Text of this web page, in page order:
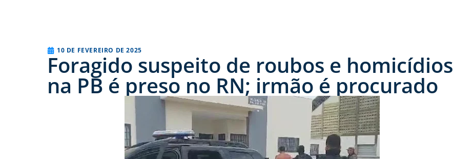
10 DE FEVEREIRO DE 2025
Foragido suspeito de roubos e homicídios
na PB é preso no RN; irmão é procurado